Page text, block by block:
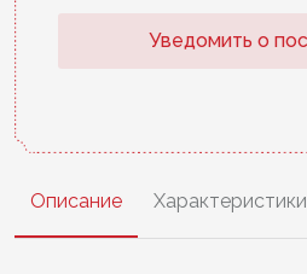
Уведомить о
Описание Характеристики